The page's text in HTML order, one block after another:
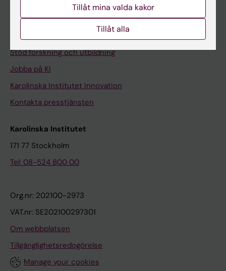
Kontakta och besök KI
Universitetsbiblioteket
Stöd forskning och utbildning
Jobba på KI
Karolinska Institutet Innovation
Kontakta presstjänsten
Karolinska Institutet
171 77 Stockholm
Tel: 08-524 800 00
Org.nr: 202100-2973
VAT.nr: SE202100297301
Om webbplatsen
Tillgänglighetsredogörelse
Manage your cookies
Tillåt mina valda kakor
Tillåt alla